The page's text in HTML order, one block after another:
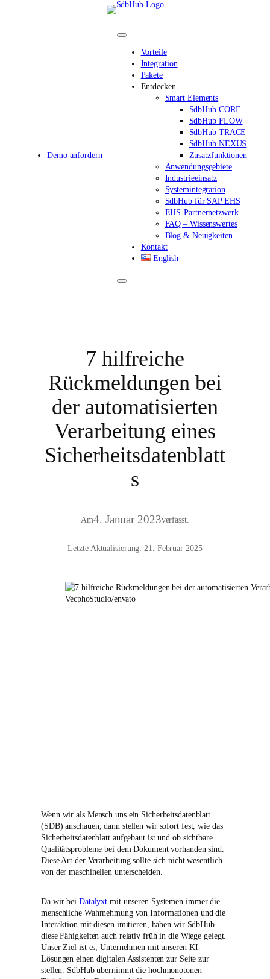
Demo anfordern
Vorteile
Integration
Pakete
Entdecken
Smart Elements
SdbHub CORE
SdbHub FLOW
SdbHub TRACE
SdbHub NEXUS
Zusatzfunktionen
Anwendungsgebiete
Industrieeinsatz
Systemintegration
SdbHub für SAP EHS
EHS-Partnernetzwerk
FAQ – Wissenswertes
Blog & Neuigkeiten
Kontakt
English
7 hilfreiche
Rückmeldungen bei
der automatisierten
Verarbeitung eines
Sicherheitsdatenblatt
s
Am4. Januar 2023verfasst.
Letzte Aktualisierung: 21. Februar 2025
VecphoStudio/envato
Wenn wir als Mensch uns ein Sicherheitsdatenblatt
(SDB) anschauen, dann stellen wir sofort fest, wie das
Sicherheitsdatenblatt aufgebaut ist und ob sichtbare
Qualitätsprobleme bei dem Dokument vorhanden sind.
Diese Art der Verarbeitung sollte sich nicht wesentlich
von der maschinellen unterscheiden.
Da wir bei Datalyxtmit unseren Systemen immer die
menschliche Wahrnehmung von Informationen und die
Interaktion mit diesen imitieren, haben wir SdbHub
diese Fähigkeiten auch relativ früh in die Wiege gelegt.
Unser Ziel ist es, Unternehmen mit unseren KI-
Lösungen einen digitalen Assistenten zur Seite zur
stellen. SdbHub übernimmt die hochmonotonen